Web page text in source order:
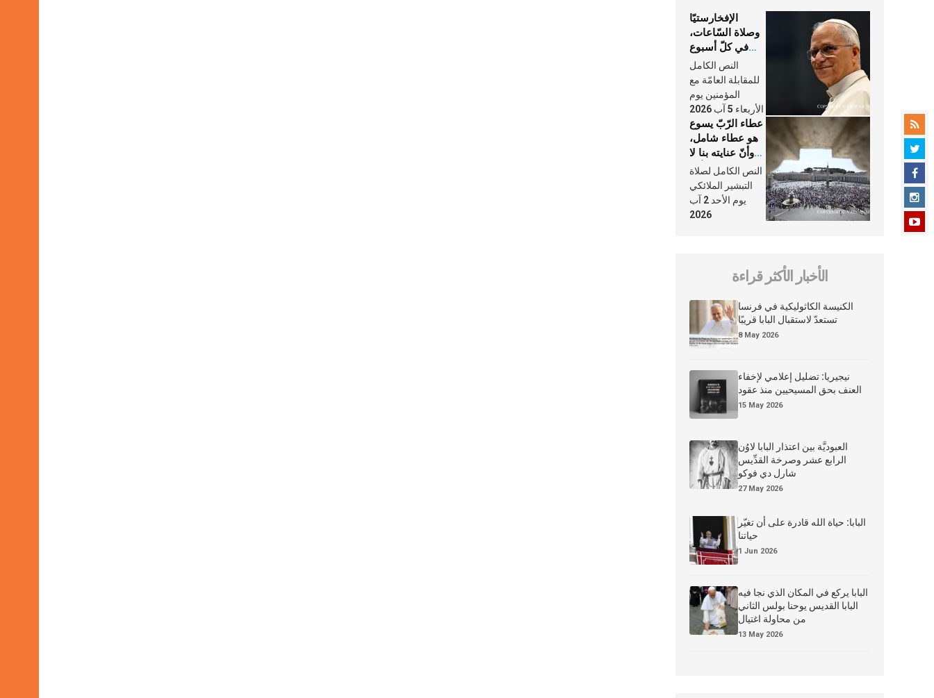
الإفخارستيّا
وصلاة السّاعات،
في كلّ أسبوع
وكلّ يوم، هما
النَّفَس في حياة
الكنيسة
النص الكامل
للمقابلة العامّة مع
المؤمنين يوم
الأربعاء 5 آب 2026
عطاء الرّبّ يسوع
هو عطاء شامل،
وأنّ عنايته بنا لا
تغيب عنّا أبدًا
النص الكامل لصلاة
التبشير الملائكي
يوم الأحد 2 آب
2026
الأخبار الأكثر قراءة
الكنيسة الكاثوليكية في فرنسا
تستعدّ لاستقبال البابا قريبًا
8 May 2026
نيجيريا: تضليل إعلامي لإخفاء
العنف بحق المسيحيين منذ عقود
15 May 2026
العبوديَّة بين اعتذار البابا لاوُن
الرابع عشر وصرخة القدِّيس
شارل دي فوكو
27 May 2026
البابا: حياة الله قادرة على أن تغيّر
حياتنا
1 Jun 2026
البابا يركع في المكان الذي نجا فيه
البابا القديس يوحنا بولس الثاني
من محاولة اغتيال
13 May 2026